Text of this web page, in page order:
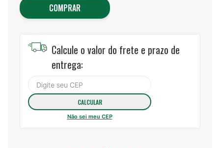
COMPRAR
Calcule o valor do frete e prazo de
entrega:
Não sei meu CEP